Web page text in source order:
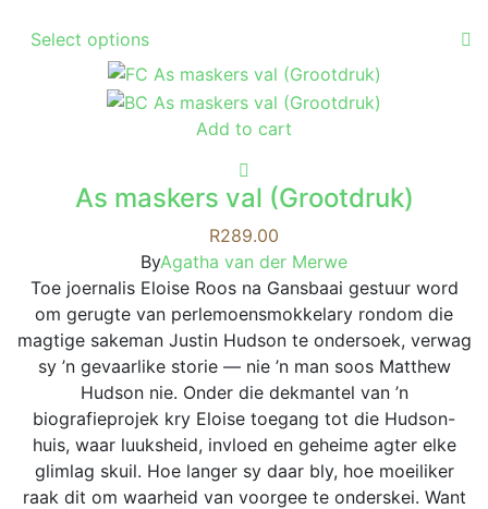
Select options
has
multiple
variants.
options
may
chosen
on
the
product
page
Add to cart
As maskers val (Grootdruk)
R289.00
ByAgatha van der Merwe
Toe joernalis Eloise Roos na Gansbaai gestuur word
om gerugte van perlemoensmokkelary rondom die
magtige sakeman Justin Hudson te ondersoek, verwag
sy ’n gevaarlike storie — nie ’n man soos Matthew
Hudson nie. Onder die dekmantel van ’n
biografieprojek kry Eloise toegang tot die Hudson-
huis, waar luuksheid, invloed en geheime agter elke
glimlag skuil. Hoe langer sy daar bly, hoe moeiliker
raak dit om waarheid van voorgee te onderskei. Want